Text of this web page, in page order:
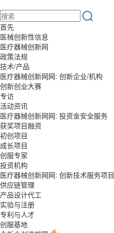
首先
医械创新性信息
医疗器械创新网
政策法规
技术/产品
医疗器械创新网网: 创新企业/机构
创新创业大赛
专访
活动资讯
医疗器械创新网网: 投资金安全服务
获奖项目融资
初创项目
成长项目
创服专家
投资机构
医疗器械创新网网: 创新技术服务项目
供应链管理
产品设计代工
实验与注册
专利与人才
创服基地